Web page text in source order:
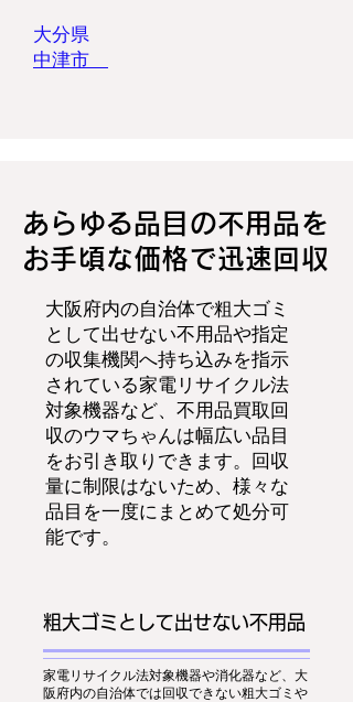
大分県
中津市
あらゆる品目の不用品を
お手頃な価格で迅速回収
大阪府内の自治体で粗大ゴミ
として出せない不用品や指定
の収集機関へ持ち込みを指示
されている家電リサイクル法
対象機器など、不用品買取回
収のウマちゃんは幅広い品目
をお引き取りできます。回収
量に制限はないため、様々な
品目を一度にまとめて処分可
能です。
粗大ゴミとして出せない不用品
家電リサイクル法対象機器や消化器など、大
阪府内の自治体では回収できない粗大ゴミや